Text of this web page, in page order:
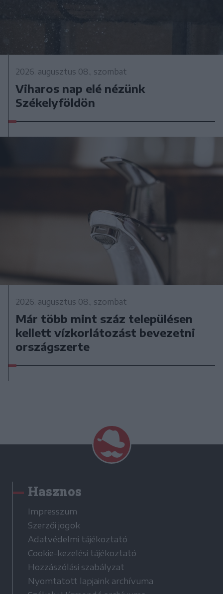
2026. augusztus 08., szombat
Viharos nap elé nézünk
Székelyföldön
2026. augusztus 08., szombat
Már több mint száz településen
kellett vízkorlátozást bevezetni
országszerte
Hasznos
Impresszum
Szerzői jogok
Adatvédelmi tájékoztató
Cookie-kezelési tájékoztató
Hozzászólási szabályzat
Nyomtatott lapjaink archívuma